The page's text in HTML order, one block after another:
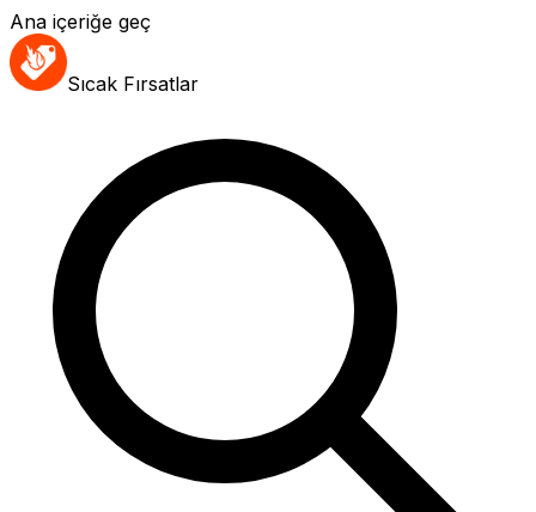
Ana içeriğe geç
Sıcak Fırsatlar